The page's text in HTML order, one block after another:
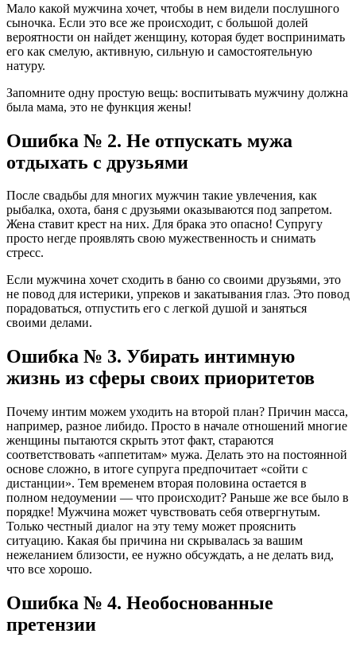
Мало какой мужчина хочет, чтобы в нем видели послушного
сыночка. Если это все же происходит, с большой долей
вероятности он найдет женщину, которая будет воспринимать
его как смелую, активную, сильную и самостоятельную
натуру.
Запомните одну простую вещь: воспитывать мужчину должна
была мама, это не функция жены!
Ошибка № 2. Не отпускать мужа
отдыхать с друзьями
После свадьбы для многих мужчин такие увлечения, как
рыбалка, охота, баня с друзьями оказываются под запретом.
Жена ставит крест на них. Для брака это опасно! Супругу
просто негде проявлять свою мужественность и снимать
стресс.
Если мужчина хочет сходить в баню со своими друзьями, это
не повод для истерики, упреков и закатывания глаз. Это повод
порадоваться, отпустить его с легкой душой и заняться
своими делами.
Ошибка № 3. Убирать интимную
жизнь из сферы своих приоритетов
Почему интим можем уходить на второй план? Причин масса,
например, разное либидо. Просто в начале отношений многие
женщины пытаются скрыть этот факт, стараются
соответствовать «аппетитам» мужа. Делать это на постоянной
основе сложно, в итоге супруга предпочитает «сойти с
дистанции». Тем временем вторая половина остается в
полном недоумении — что происходит? Раньше же все было в
порядке! Мужчина может чувствовать себя отвергнутым.
Только честный диалог на эту тему может прояснить
ситуацию. Какая бы причина ни скрывалась за вашим
нежеланием близости, ее нужно обсуждать, а не делать вид,
что все хорошо.
Ошибка № 4. Необоснованные
претензии